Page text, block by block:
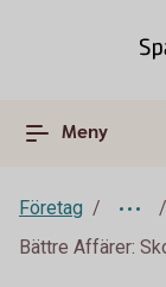
Meny
Företag
Bättre Affärer: